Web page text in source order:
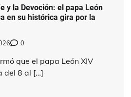
y la Devoción: el papa León
en su histórica gira por la
0
que el papa León XIV
del 8 al […]